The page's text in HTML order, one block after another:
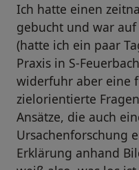
Ich hatte einen
gebucht und war
(hatte ich ein paar
Praxis in S-
widerfuhr aber eine
zielorientierte
Ansätze, die auch
Ursachenforschung
Erklärung anhand